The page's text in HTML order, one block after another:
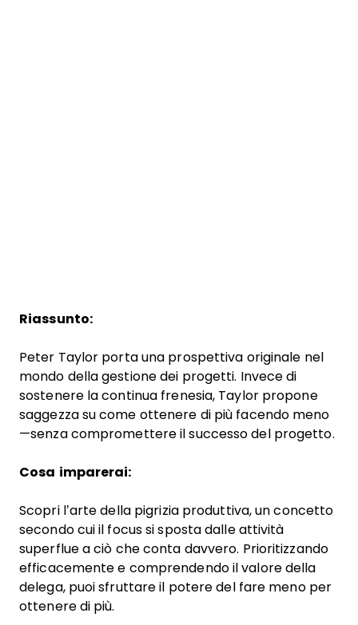
Riassunto:
Peter Taylor porta una prospettiva originale nel
mondo della gestione dei progetti. Invece di
sostenere la continua frenesia, Taylor propone
saggezza su come ottenere di più facendo meno
—senza compromettere il successo del progetto.
Cosa imparerai:
Scopri l’arte della pigrizia produttiva, un concetto
secondo cui il focus si sposta dalle attività
superflue a ciò che conta davvero. Prioritizzando
efficacemente e comprendendo il valore della
delega, puoi sfruttare il potere del fare meno per
ottenere di più.